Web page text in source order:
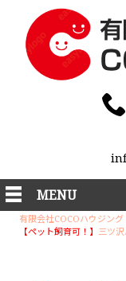
MENU
有限会社COCOハウジン
【ペット飼育可！】 三ツ